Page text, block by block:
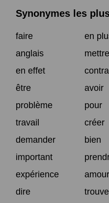
Synonymes les
faire
en
anglais
mettre
en effet
être
avoir
problème
pour
travail
créer
demander
bien
important
expérience
amour
dire